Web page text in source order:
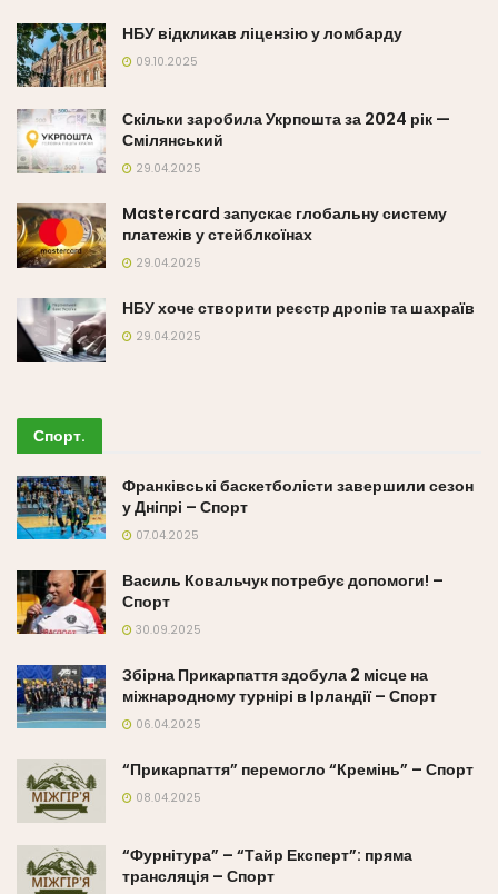
НБУ відкликав ліцензію у ломбарду
09.10.2025
Скільки заробила Укрпошта за 2024 рік —
Смілянський
29.04.2025
Mastercard запускає глобальну систему
платежів у стейблкоїнах
29.04.2025
НБУ хоче створити реєстр дропів та шахраїв
29.04.2025
Спорт.
Франківські баскетболісти завершили сезон
у Дніпрі – Спорт
07.04.2025
Василь Ковальчук потребує допомоги! –
Спорт
30.09.2025
Збірна Прикарпаття здобула 2 місце на
міжнародному турнірі в Ірландії – Спорт
06.04.2025
“Прикарпаття” перемогло “Кремінь” – Спорт
08.04.2025
“Фурнітура” – “Тайр Експерт”: пряма
трансляція – Спорт